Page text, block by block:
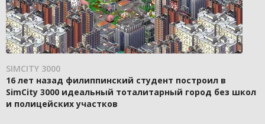
SIMCITY 3000
16 лет назад филиппинский студент построил в
SimCity 3000 идеальный тоталитарный город без школ
и полицейских участков